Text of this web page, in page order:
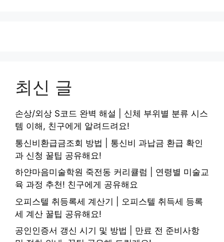
최신 글
손상/외상 S코드 완벽 해설 | 신체 부위별 분류 시스
템 이해, 친구에게 알려드려요!
통신비환급금조회 방법 | 통신비 과납금 환급 확인
과 신청 꿀팁 공유해요!
하얀마음미술학원 죽전동 커리큘럼 | 연령별 미술교
육 과정 추천! 친구에게 공유해요
오피스텔 취등록세 계산기 | 오피스텔 취득세 등록
세 계산 꿀팁 공유해요!
공인인증서 갱신 시기 및 방법 | 만료 전 준비사항